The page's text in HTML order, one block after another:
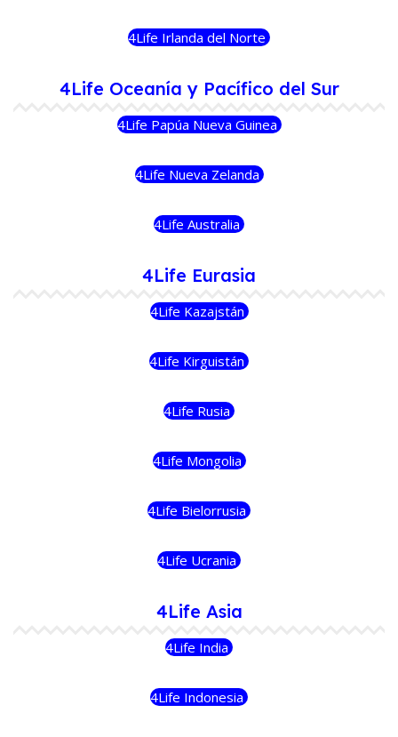
4Life Irlanda del Norte
4Life Oceanía y Pacífico del Sur
4Life Papúa Nueva Guinea
4Life Nueva Zelanda
4Life Australia
4Life Eurasia
4Life Kazajstán
4Life Kirguistán
4Life Rusia
4Life Mongolia
4Life Bielorrusia
4Life Ucrania
4Life Asia
4Life India
4Life Indonesia